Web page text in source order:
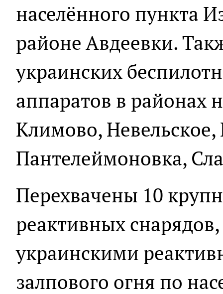
населённого пункта
районе Авдеевки.
украинских
аппаратов в районах
Климово,
Пантелеймоновка,
Перехвачены 10
реактивных
украинскими
залпового огня по